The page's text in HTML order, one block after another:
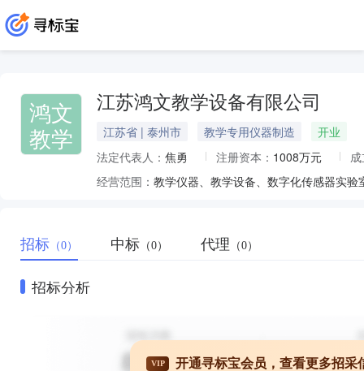
鸿文
教学
江苏鸿文教学设备有限公司
江苏省 | 泰州市 教学专用仪器制造
开业
法定代表人： 焦勇 注册资本： 1008万元
经营范围：
招标 （0） 中标 （0） 代理 （0）
招标分析
VIP 开通寻标宝会员，查看更多招采